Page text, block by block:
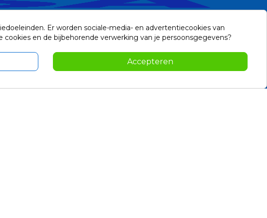
© 2014-2026 Noviostores.nl. Alle rechten voorbehouden.
Contact
Er worden sociale-media- en advertentiecookies van
en de bijbehorende verwerking van je persoonsgegevens?
Accepteren